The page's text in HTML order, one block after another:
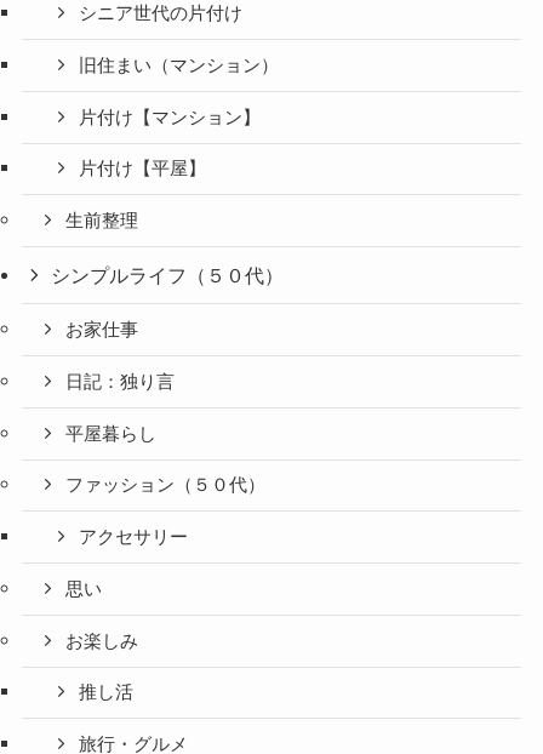
シニア世代の片付け
旧住まい（マンション）
片付け【マンション】
片付け【平屋】
生前整理
シンプルライフ（５０代）
お家仕事
日記：独り言
平屋暮らし
ファッション（５０代）
アクセサリー
思い
お楽しみ
推し活
旅行・グルメ